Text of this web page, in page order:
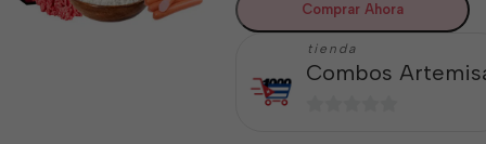
Comprar Ahora
tienda
Combos